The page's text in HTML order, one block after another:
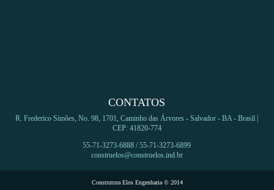
CONTATOS
R. Frederico Simões, No. 98, 1701, Caminho das Árvores - Salvador - BA - Brasil |
CEP: 41820-774
55-71-3273-6888 / 55-71-3273-6899
construelos@construelos.ind.br
Construtora Elos Engenharia © 2014